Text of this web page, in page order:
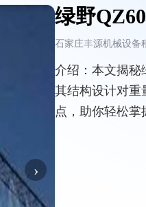
›
绿野
石家庄丰源机械设备
介绍： 本文揭秘
其结构设计对重
点，助你轻松掌